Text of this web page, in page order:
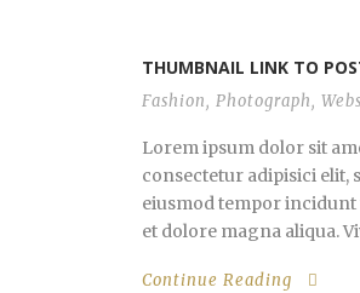
THUMBNAIL LINK TO
Fashion, Photograph,
Lorem ipsum dolor sit
consectetur adipisici elit,
eiusmod tempor incidunt
et dolore magna aliqua.
Continue Reading